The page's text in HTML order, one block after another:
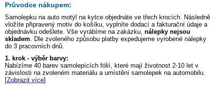
Průvodce nákupem:
Samolepku na auto motýl na kytce objednáte ve třech krocích. Následně
vložíte připravený motiv do košíku, vyplníte dodací a fakturační údaje a
objednávku odešlete. Vše vyrábíme na zakázku, nálepky nejsou
skladem . Dle zvoleného způsobu platby expedujeme vyrobené nálepky
do 3 pracovních dnů.
1. krok - výběr barvy:
Nabízíme 40 barev samolepících fólií, které mají životnost 2-10 let v
závislosti na zvoleném materiálu a umístění samolepek na automobilu.
[Zobrazit více]